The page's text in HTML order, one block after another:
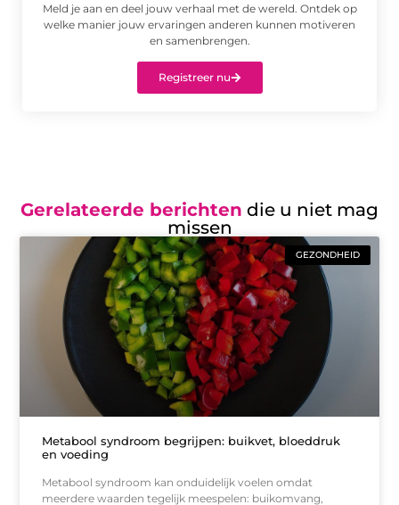
Meld je aan en deel jouw verhaal met de wereld. Ontdek op
welke manier jouw ervaringen anderen kunnen motiveren
en samenbrengen.
Registreer nu
Gerelateerde berichten die u niet mag
missen
GEZONDHEID
Metabool syndroom begrijpen: buikvet, bloeddruk
en voeding
Metabool syndroom kan onduidelijk voelen omdat
meerdere waarden tegelijk meespelen: buikomvang,